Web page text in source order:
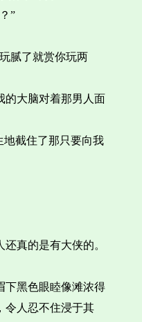
”
腻了就赏你玩两
的大脑对着那男人面
地截住了那只要向我
真的是有大侠的。
下黑色眼睦像滩浓得
令人忍不住浸于其